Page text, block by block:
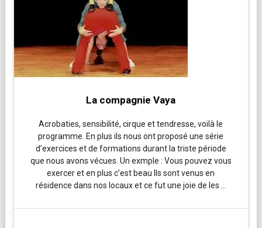
La compagnie Vaya
Acrobaties, sensibilité, cirque et tendresse, voilà le
programme. En plus ils nous ont proposé une série
d’exercices et de formations durant la triste période
que nous avons vécues. Un exmple : Vous pouvez vous
exercer et en plus c’est beau Ils sont venus en
résidence dans nos locaux et ce fut une joie de les …